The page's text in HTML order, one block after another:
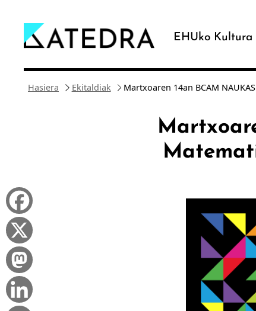
edukira
EHUko
Hasiera Ekitaldiak Martxoaren 14an BCAM